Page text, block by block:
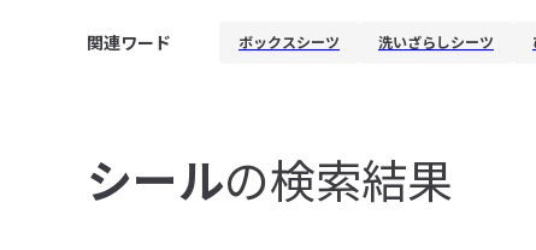
品
ト
関連ワード ボックスシーツ 洗いざらしシーツ
シールの検索結果